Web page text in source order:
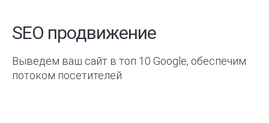
SEO продвижение
Выведем ваш сайт в топ 10 Google, обеспечим
потоком посетителей